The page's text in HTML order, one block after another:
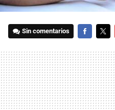
Sin comentarios